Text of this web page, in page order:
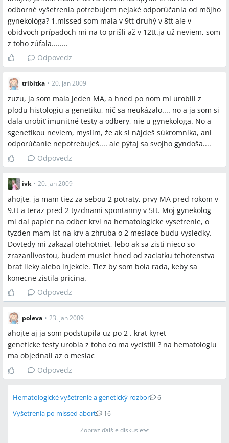
odborné vyšetrenia potrebujem nejaké odporúčania od môjho
gynekológa? 1.missed som mala v 9tt druhý v 8tt ale v
obidvoch prípadoch mi na to prišli až v 12tt.ja už neviem, som
z toho zúfala........
Odpovedz
tribitka • 20. jan 2009
zuzu, ja som mala jeden MA, a hned po nom mi urobili z
plodu histologiu a genetiku, nič sa neukázalo.... no a ja som si
dala urobiť imunitné testy a odbery, nie u gynekologa. No a
sgenetikou neviem, myslím, že ak si nájdeš súkromníka, ani
odporúčanie nepotrebuješ.... ale pýtaj sa svojho gyndoša....
Odpovedz
ivk • 20. jan 2009
ahojte, ja mam tiez za sebou 2 potraty, prvy MA pred rokom v
9.tt a teraz pred 2 tyzdnami spontanny v 5tt. Moj gynekolog
mi dal papier na odber krvi na hematologicke vysetrenie, o
tyzden mam ist na krv a zhruba o 2 mesiace budu vysledky.
Dovtedy mi zakazal otehotniet, lebo ak sa zisti nieco so
zrazanlivostou, budem musiet hned od zaciatku tehotenstva
brat lieky alebo injekcie. Tiez by som bola rada, keby sa
konecne zistila pricina.
Odpovedz
poleva • 23. jan 2009
ahojte aj ja som podstupila uz po 2 . krat kyret
geneticke testy urobia z toho co ma vycistili ? na hematologiu
ma objednali az o mesiac
Odpovedz
Hematologické vyšetrenie a genetický rozbor 6
Vyšetrenia po missed abort
16
Zobraz ďalšie diskusie